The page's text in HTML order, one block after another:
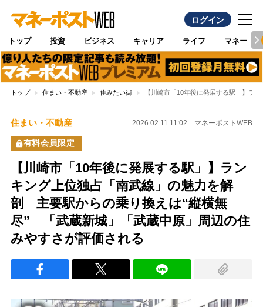
ログイン
トップ 投資 ビジネス キャリア ライフ マネー
トップ 住まい・不動産 住みたい街 【川崎市「10年後に発展する駅」】ラ
住まい・不動産 2026.02.11 11:02 マネーポストWEB
有料会員限定
【川崎市「10年後に発展する駅」】ラン
キング上位独占「南武線」の魅力を解
剖 主要駅からの乗り換えは“縦横無
尽” 「武蔵新城」「武蔵中原」周辺の住
みやすさが評価される